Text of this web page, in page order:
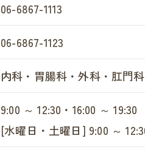
06-6867-1113
06-6867-1123
内科・胃腸科・外科・肛門
9:00 ～ 12:30・16:00 ～ 19:30
[水曜日・土曜日] 9:00 ～